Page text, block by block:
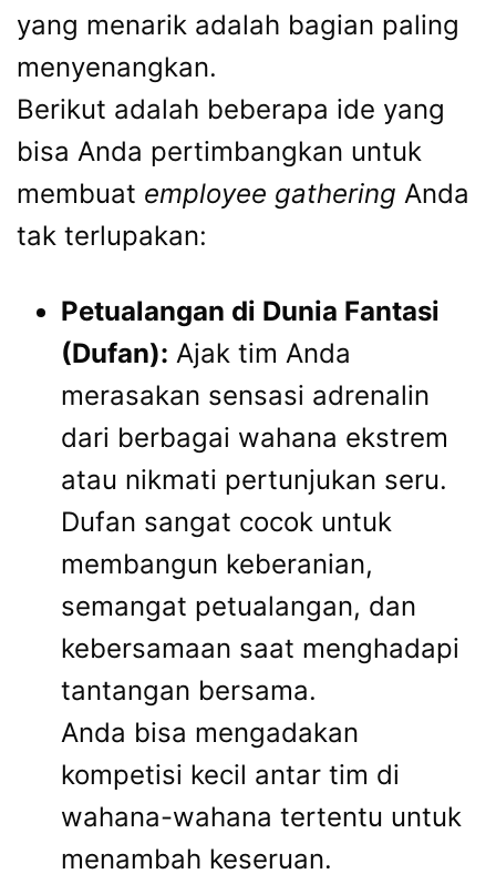
yang menarik adalah bagian paling
menyenangkan.
Berikut adalah beberapa ide yang
bisa Anda pertimbangkan untuk
membuat employee gathering Anda
tak terlupakan:
Petualangan di Dunia Fantasi
(Dufan): Ajak tim Anda
merasakan sensasi adrenalin
dari berbagai wahana ekstrem
atau nikmati pertunjukan seru.
Dufan sangat cocok untuk
membangun keberanian,
semangat petualangan, dan
kebersamaan saat menghadapi
tantangan bersama.
Anda bisa mengadakan
kompetisi kecil antar tim di
wahana-wahana tertentu untuk
menambah keseruan.